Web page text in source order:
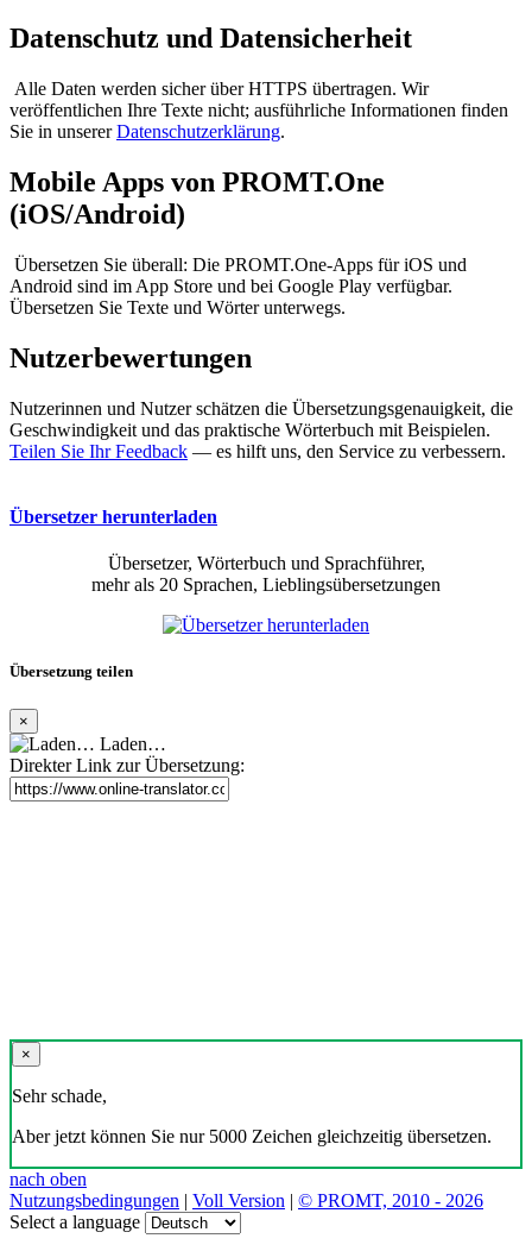
Datenschutz und Datensicherheit
Alle Daten werden sicher über HTTPS übertragen. Wir
veröffentlichen Ihre Texte nicht; ausführliche Informationen finden
Sie in unsererDatenschutzerklärung.
Mobile Apps von PROMT.One
(iOS/Android)
Übersetzen Sie überall: Die PROMT.One-Apps für iOS und
Android sind im App Store und bei Google Play verfügbar.
Übersetzen Sie Texte und Wörter unterwegs.
Nutzerbewertungen
Nutzerinnen und Nutzer schätzen die Übersetzungsgenauigkeit, die
Geschwindigkeit und das praktische Wörterbuch mit Beispielen.
Teilen Sie Ihr Feedback — es hilft uns, den Service zu verbessern.
Übersetzer herunterladen
Übersetzer, Wörterbuch und Sprachführer,
mehr als 20 Sprachen, Lieblingsübersetzungen
Übersetzung teilen
×
Laden…
Direkter Link zur Übersetzung:
×
Sehr schade,
Aber jetzt können Sie nur 5000 Zeichen gleichzeitig übersetzen.
nach oben
Nutzungsbedingungen | Voll Version | © PROMT, 2010 - 2026
Select a language